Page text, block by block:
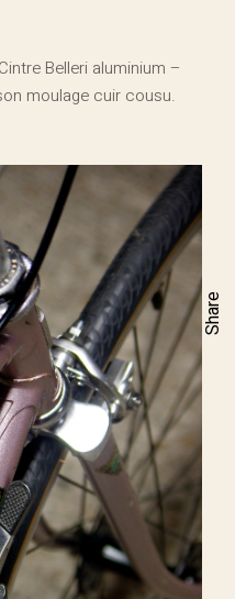
Belleri aluminium –
moulage cuir cousu.
Share